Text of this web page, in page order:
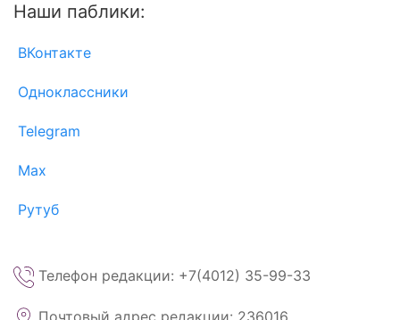
Наши паблики:
ВКонтакте
Одноклассники
Telegram
Max
Рутуб
Телефон редакции: +7(4012) 35-99-33